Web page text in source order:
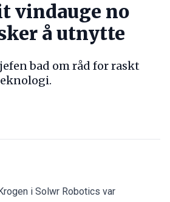
vindauge no
å utnytte
bad om råd for raskt
i Solwr Robotics var